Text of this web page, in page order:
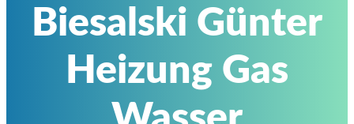
Biesalski Günter
Heizung Gas